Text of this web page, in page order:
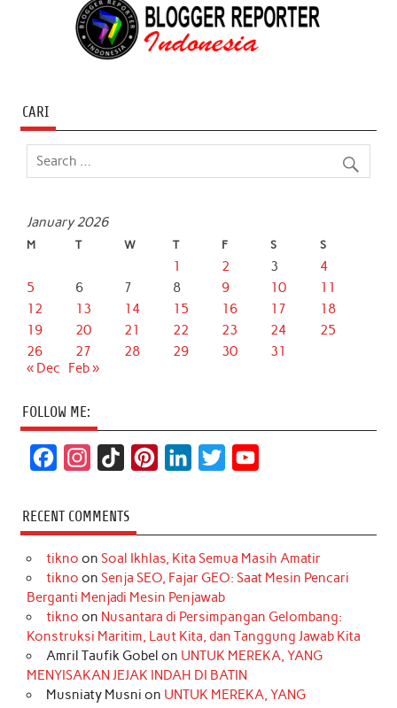
CARI
January 2026
M T W T F S S
1 2 3
4
5
6 7 8 9 10
11
12
13 14 15 16 17
18
19
20 21 22 23 24
25
26
27 28 29 30
31
« Dec
Feb »
FOLLOW ME:
c
e
b
o
k
s
t
a
r
a
m
k
T
o
k
t
e
r
e
s
t
k
e
d
I
n
t
t
r
T
u
e
RECENT COMMENTS
tikno on Soal Ikhlas, Kita Semua Masih Amatir
tikno on Senja SEO, Fajar GEO: Saat Mesin Pencari
Berganti Menjadi Mesin Penjawab
tikno on Nusantara di Persimpangan Gelombang:
Konstruksi Maritim, Laut Kita, dan Tanggung Jawab Kita
Amril Taufik Gobel on UNTUK MEREKA, YANG
MENYISAKAN JEJAK INDAH DI BATIN
Musniaty Musni on UNTUK MEREKA, YANG